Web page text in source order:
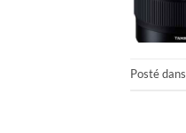
Posté dans